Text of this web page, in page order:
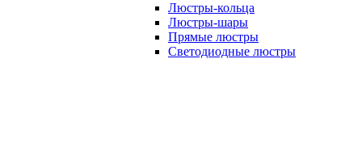
Люстры-кольца
Люстры-шары
Прямые люстры
Светодиодные люстры